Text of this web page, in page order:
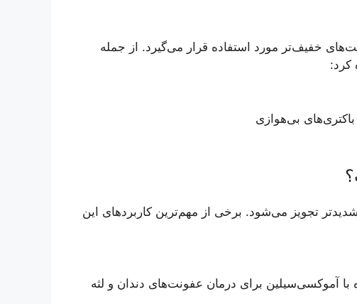
خفیف‌تر مورد استفاده قرار می‌گیرد. از جمله
کرد:
بی‌هوازی
تجویز می‌شود. برخی از مهم‌ترین کاربردهای این
با آموکسی‌سیلین برای درمان عفونت‌های دندان و لثه